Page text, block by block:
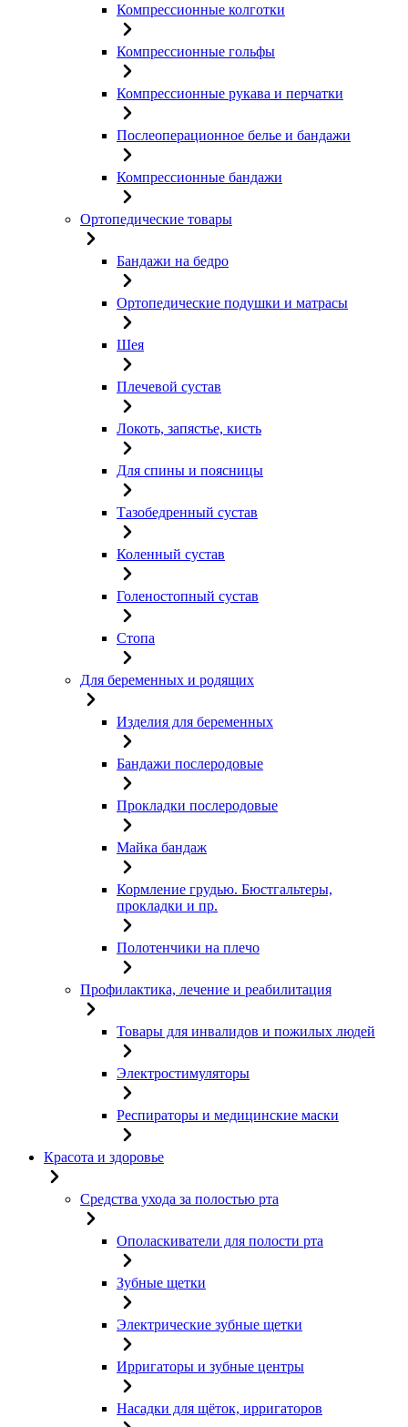
Компрессионные колготки
Компрессионные гольфы
Компрессионные рукава и перчатки
Послеоперационное белье и бандажи
Компрессионные бандажи
Ортопедические товары
Бандажи на бедро
Ортопедические подушки и матрасы
Шея
Плечевой сустав
Локоть, запястье, кисть
Для спины и поясницы
Тазобедренный сустав
Коленный сустав
Голеностопный сустав
Стопа
Для беременных и родящих
Изделия для беременных
Бандажи послеродовые
Прокладки послеродовые
Майка бандаж
Кормление грудью. Бюстгальтеры,
прокладки и пр.
Полотенчики на плечо
Профилактика, лечение и реабилитация
Товары для инвалидов и пожилых людей
Электростимуляторы
Респираторы и медицинские маски
Красота и здоровье
Средства ухода за полостью рта
Ополаскиватели для полости рта
Зубные щетки
Электрические зубные щетки
Ирригаторы и зубные центры
Насадки для щёток, ирригаторов